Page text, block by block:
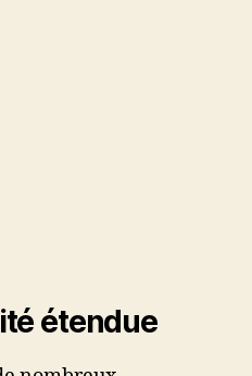
étendue